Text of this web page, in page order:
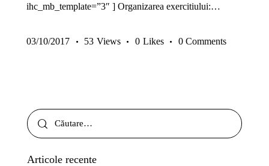
ihc_mb_template=”3″ ] Organizarea exercitiului:…
03/10/2017 53 Views 0 Likes 0 Comments
Articole recente